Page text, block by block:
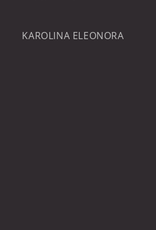
KAROLINA ELEONORA